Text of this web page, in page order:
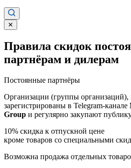
✕
Правила скидок
партнёрам и дилерам
Постоянные партнёры
Организации (группы организаций),
зарегистрированы в Telegram-канале
Group и регулярно закупают
10% скидка к отпускной цене
кроме товаров со специальными
Возможна продажа отдельных